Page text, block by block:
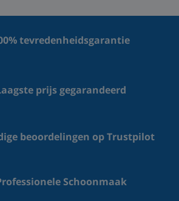
tevredenheidsgarantie
prijs gegarandeerd
beoordelingen op Trustpilot
Schoonmaak